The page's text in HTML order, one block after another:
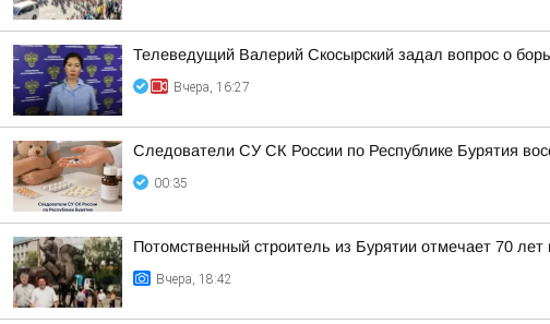
Телеведущий Валерий Скосырский задал вопрос о
Вчера, 16:27
Следователи СУ СК России по Республике Бурятия
00:35
Потомственный строитель из Бурятии отмечает 70
Вчера, 18:42